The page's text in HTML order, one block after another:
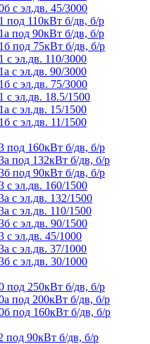
с эл.дв. 45/3000
под 110кВт б/дв, б/р
под 90кВт б/дв, б/р
под 75кВт б/дв, б/р
с эл.дв. 110/3000
с эл.дв. 90/3000
с эл.дв. 75/3000
с эл.дв. 18.5/1500
с эл.дв. 15/1500
с эл.дв. 11/1500
под 160кВт б/дв, б/р
под 132кВт б/дв, б/р
под 90кВт б/дв, б/р
с эл.дв. 160/1500
с эл.дв. 132/1500
с эл.дв. 110/1500
с эл.дв. 90/1500
с эл.дв. 45/1000
с эл.дв. 37/1000
с эл.дв. 30/1000
под 250кВт б/дв, б/р
под 200кВт б/дв, б/р
под 160кВт б/дв, б/р
под 90кВт б/дв, б/р